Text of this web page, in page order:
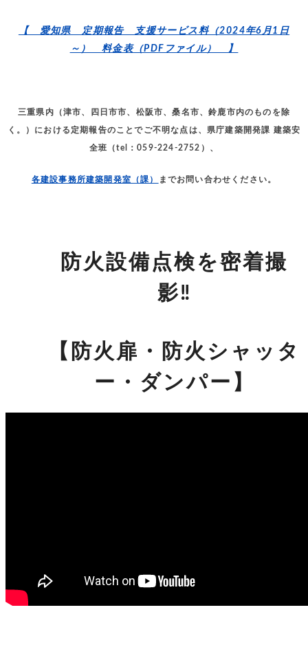
【 愛知県 定期報告 支援サービス料（2024年6月1日
～） 料金表（PDFファイル） 】
三重県内（津市、四日市市、松阪市、桑名市、鈴鹿市内のものを除
く。）における定期報告のことでご不明な点は、県庁建築開発課 建築安
全班（tel：059-224-2752）、
各建設事務所建築開発室（課） までお問い合わせください。
防火設備点検を密着撮
影‼
【防火扉・防火シャッタ
ー・ダンパー】